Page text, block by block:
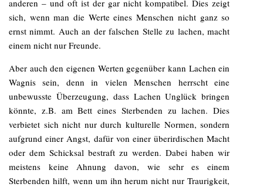
anderen – und oft ist der gar nicht kompatibel. Dies zeigt
sich, wenn man die Werte eines Menschen nicht ganz so
ernst nimmt. Auch an der falschen Stelle zu lachen, macht
einem nicht nur Freunde.
Aber auch den eigenen Werten gegenüber kann Lachen ein
Wagnis sein, denn in vielen Menschen herrscht eine
unbewusste Überzeugung, dass Lachen Unglück bringen
könnte, z.B. am Bett eines Sterbenden zu lachen. Dies
verbietet sich nicht nur durch kulturelle Normen, sondern
aufgrund einer Angst, dafür von einer überirdischen Macht
oder dem Schicksal bestraft zu werden. Dabei haben wir
meistens keine Ahnung davon, wie sehr es einem
Sterbenden hilft, wenn um ihn herum nicht nur Traurigkeit,